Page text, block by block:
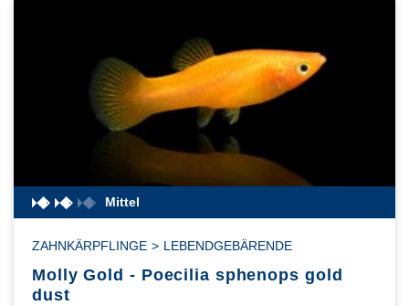
Mittel
ZAHNKÄRPFLINGE > LEBENDGEBÄRENDE
Molly Gold - Poecilia sphenops gold
dust